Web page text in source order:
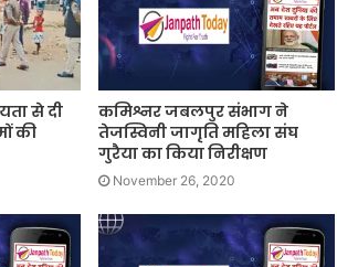
से दी
की
कमिश्नर जबलपुर संभाग ने
तेजस्विनी जागृति महिला संघ
गुरैया का किया निरीक्षण
November 26, 2020